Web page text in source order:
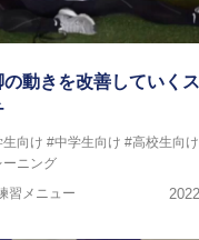
の動きを改善していく
向け #中学生向け #高校生向け
ーニング
習メニュー